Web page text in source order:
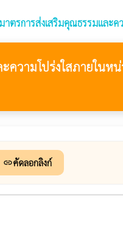
มาตรการส่งเสริมคุณธรรมและ
ความโปร่งใสภายในห
linkคัดลอกลิงก์